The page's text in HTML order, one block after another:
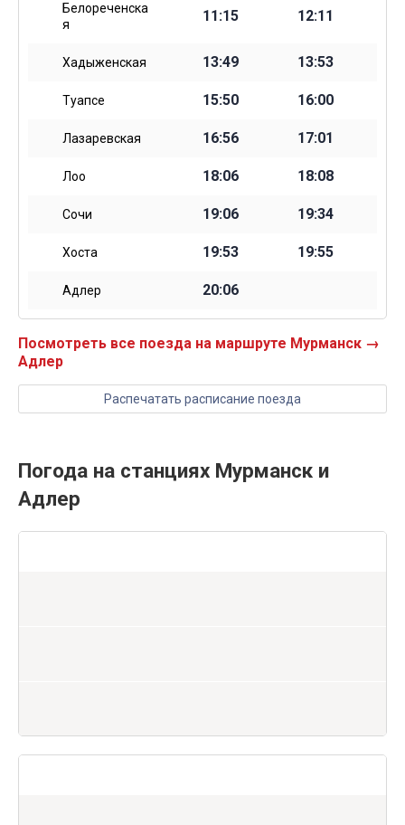
Белореченска
я
11:15 12:11
Хадыженская 13:49 13:53
Туапсе 15:50 16:00
Лазаревская 16:56 17:01
Лоо 18:06 18:08
Сочи 19:06 19:34
Хоста 19:53 19:55
Адлер 20:06
Посмотреть все поезда на маршруте Мурманск →
Адлер
Распечатать расписание поезда
Погода на станциях Мурманск и
Адлер